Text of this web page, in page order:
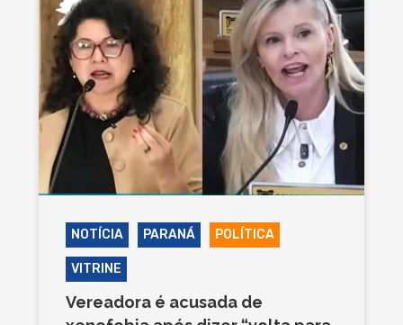
NOTÍCIA PARANÁ POLÍTICA
VITRINE
Vereadora é acusada de